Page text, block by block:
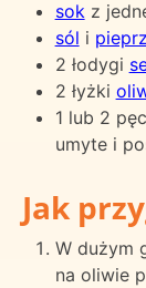
sokz
sól i pieprz
2 łodygi
2 łyżki
1 lub 2
umyte i
Jak
W dużym
na oliwie